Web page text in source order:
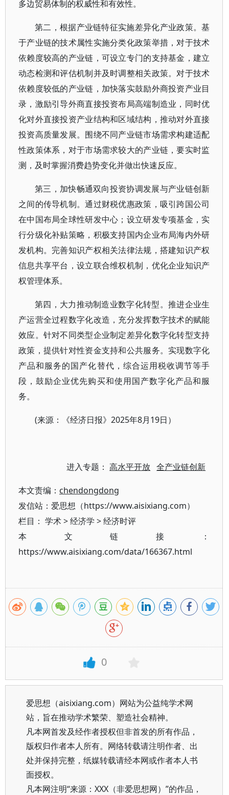
多边贸易体制的权威性和有效性。
第二，根据产业链特征实施差异化产业政策。基
于产业链的技术属性实施分类化政策举措，对于技术
依赖度较高的产业链，可设立专门的支持基金，建立
动态检测和评估机制并及时调整相关政策。对于技术
依赖度较低的产业链，加快落实鼓励外商投资产业目
录，激励引导外商直接投资布局高端制造业，同时优
化对外直接投资产业结构和区域结构，推动对外直接
投资高质量发展。围绕不同产业链市场需求构建适配
性政策体系，对于市场需求较大的产业链，要实时监
测，及时掌握消费趋势变化并做出快速反应。
第三，加快畅通双向投资协调发展与产业链创新
之间的传导机制。通过财税优惠政策，吸引跨国公司
在中国布局全球性研发中心；设立研发专项基金，实
行分级化补贴策略，积极支持国内企业布局海内外研
发机构。完善知识产权相关法律法规，搭建知识产权
信息共享平台，设立联合维权机制，优化企业知识产
权管理体系。
第四，大力推动制造业数字化转型。推进企业生
产运营全过程数字化改造，充分发挥数字技术的赋能
效应。针对不同类型企业制定差异化数字化转型支持
政策，提供针对性资金支持和公共服务。实现数字化
产品和服务的国产化替代，综合运用税收调节等手
段，鼓励企业优先购买和使用国产数字化产品和服
务。
(来源：《经济日报》2025年8月19日）
进入专题：高水平开放 全产业链创新
本文责编： chendongdong
发信站：爱思想（https://www.aisixiang.com）
栏目： 学术>经济学 >经济时评
本文链接：
https://www.aisixiang.com/data/166367.html
0
爱思想（aisixiang.com）网站为公益纯学术网
站，旨在推动学术繁荣、塑造社会精神。
凡本网首发及经作者授权但非首发的所有作品，
版权归作者本人所有。网络转载请注明作者、出
处并保持完整，纸媒转载请经本网或作者本人书
面授权。
凡本网注明“来源：XXX（非爱思想网）”的作品，